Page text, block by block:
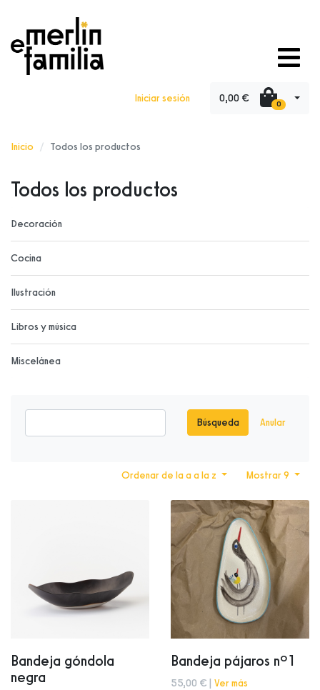
Iniciar sesión 0,00 € 0
Inicio Todos los productos
Todos los productos
Decoración
Cocina
Ilustración
Libros y música
Miscelánea
Búsqueda Anular
Mostrar 9
Ordenar de la a a la z
Bandeja góndola
negra
Bandeja pájaros nº1
55,00 € | Ver más